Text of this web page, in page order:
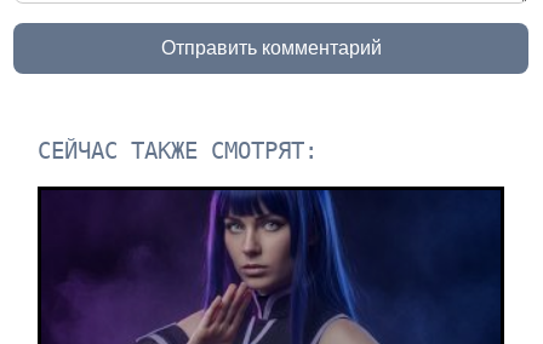
Отправить комментарий
СЕЙЧАС ТАКЖЕ СМОТРЯТ: